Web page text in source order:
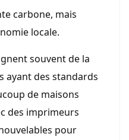
carbone, mais
locale.
souvent de la
ayant des standards
de maisons
des imprimeurs
pour